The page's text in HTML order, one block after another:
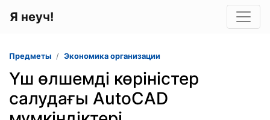
Я неуч!
Предметы Экономика организации
Үш өлшемді көріністер
салудағы AutoCAD